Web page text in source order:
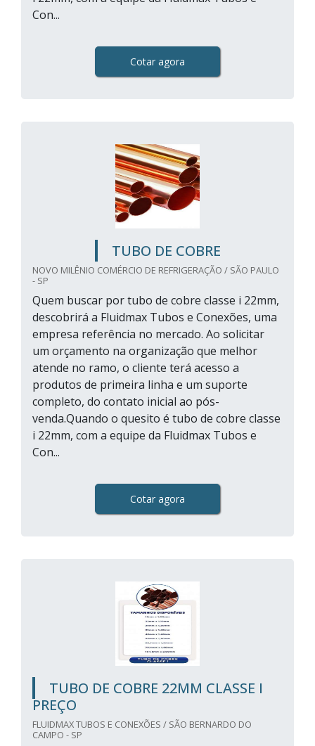
Con...
Cotar agora
TUBO DE COBRE
NOVO MILÊNIO COMÉRCIO DE REFRIGERAÇÃO / SÃO PAULO
- SP
Quem buscar por tubo de cobre classe i 22mm,
descobrirá a Fluidmax Tubos e Conexões, uma
empresa referência no mercado. Ao solicitar
um orçamento na organização que melhor
atende no ramo, o cliente terá acesso a
produtos de primeira linha e um suporte
completo, do contato inicial ao pós-
venda.Quando o quesito é tubo de cobre classe
i 22mm, com a equipe da Fluidmax Tubos e
Con...
Cotar agora
TUBO DE COBRE 22MM CLASSE I
PREÇO
FLUIDMAX TUBOS E CONEXÕES / SÃO BERNARDO DO
CAMPO - SP